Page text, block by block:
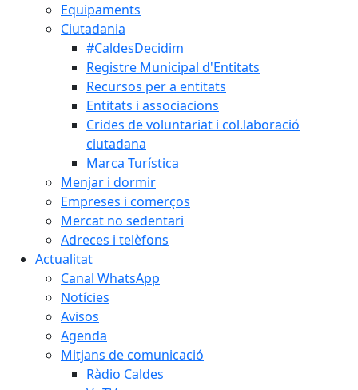
Equipaments
Ciutadania
#CaldesDecidim
Registre Municipal d'Entitats
Recursos per a entitats
Entitats i associacions
Crides de voluntariat i col.laboració
ciutadana
Marca Turística
Menjar i dormir
Empreses i comerços
Mercat no sedentari
Adreces i telèfons
Actualitat
Canal WhatsApp
Notícies
Avisos
Agenda
Mitjans de comunicació
Ràdio Caldes